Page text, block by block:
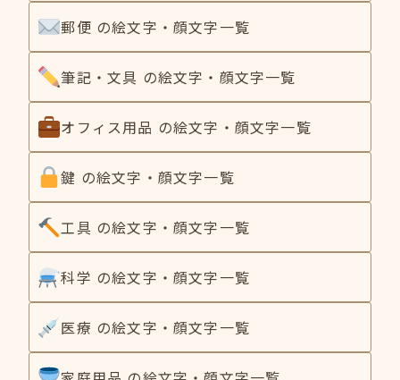
郵便 の絵文字・顔文字一覧
筆記・文具 の絵文字・顔文字一覧
オフィス用品 の絵文字・顔文字一覧
鍵 の絵文字・顔文字一覧
工具 の絵文字・顔文字一覧
科学 の絵文字・顔文字一覧
医療 の絵文字・顔文字一覧